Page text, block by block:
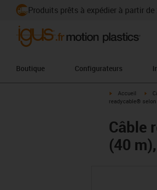
Produits prêts à expédier à partir de
Boutique Configurateurs
igus-icon-arrow-
Accueil
readycable® selon
Câble
(40